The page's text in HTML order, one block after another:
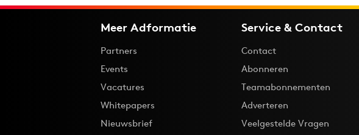
Meer Adformatie
Partners
Events
Vacatures
Whitepapers
Nieuwsbrief
Service & Contact
Contact
Abonneren
Teamabonnementen
Adverteren
Veelgestelde Vragen